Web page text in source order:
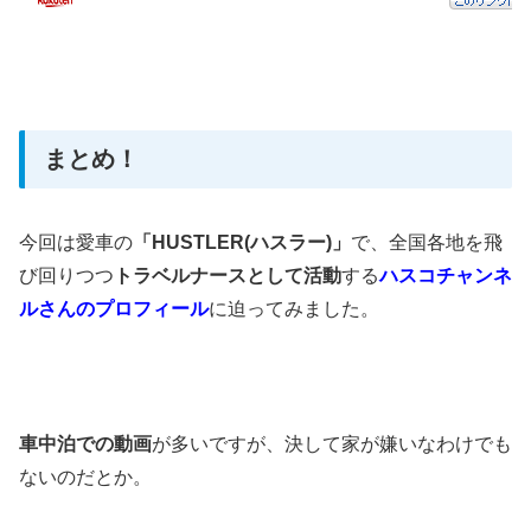
まとめ！
今回は愛車の 「HUSTLER(ハスラー)」 で、全国各地を飛
び回りつつ トラベルナースとして活動するハスコチャンネ
ルさんのプロフィールに迫ってみました。
車中泊での動画が多いですが、決して家が嫌いなわけでも
ないのだとか。